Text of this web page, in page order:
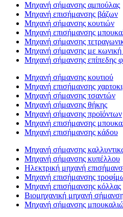
Μηχανή σήμανσης αμπούλας
Μηχανή επισήμανσης βάζων
Μηχανή σήμανσης κουτιών
Μηχανή επισήμανσης
Μηχανή σήμανσης
Μηχανή σήμανσης με κωνική
Μηχανή σήμανσης επίπεδης
Μηχανή σήμανσης κουτιού
Μηχανή επισήμανσης
Μηχανή σήμανσης τσαντών
Μηχανή σήμανσης θήκης
Μηχανή σήμανσης προϊόντων
Μηχανή επισήμανσης
Μηχανή επισήμανσης κάδου
Μηχανή σήμανσης
Μηχανή σήμανσης κυπέλλου
Ηλεκτρική μηχανή
Μηχανή επισήμανσης
Μηχανή επισήμανσης κόλλας
Βιομηχανική μηχανή
Μηχανή σήμανσης